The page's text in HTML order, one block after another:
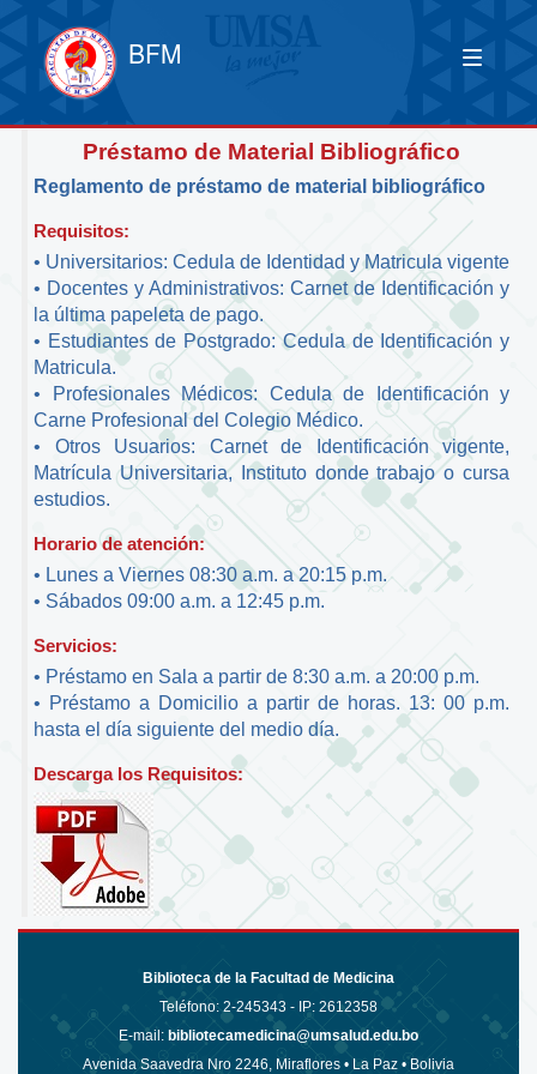
BFM
Préstamo de Material Bibliográfico
Reglamento de préstamo de material bibliográfico
Requisitos:
• Universitarios: Cedula de Identidad y Matricula vigente
• Docentes y Administrativos: Carnet de Identificación y
la última papeleta de pago.
• Estudiantes de Postgrado: Cedula de Identificación y
Matricula.
• Profesionales Médicos: Cedula de Identificación y
Carne Profesional del Colegio Médico.
• Otros Usuarios: Carnet de Identificación vigente,
Matrícula Universitaria, Instituto donde trabajo o cursa
estudios.
Horario de atención:
• Lunes a Viernes 08:30 a.m. a 20:15 p.m.
• Sábados 09:00 a.m. a 12:45 p.m.
Servicios:
• Préstamo en Sala a partir de 8:30 a.m. a 20:00 p.m.
• Préstamo a Domicilio a partir de horas. 13: 00 p.m.
hasta el día siguiente del medio día.
Descarga los Requisitos:
Biblioteca de la Facultad de Medicina
Teléfono: 2-245343 - IP: 2612358
E-mail: bibliotecamedicina@umsalud.edu.bo
Avenida Saavedra Nro 2246, Miraflores • La Paz • Bolivia